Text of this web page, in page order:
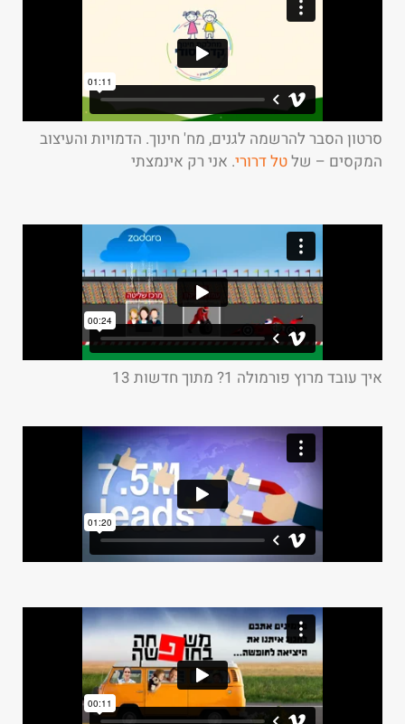
סרטון הסבר להרשמה לגנים, מח' חינוך. הדמויות והעיצוב
המקסים – שלטל דרורי. אני רק אינמצתי
איך עובד מרוץ פורמולה 1? מתוך חדשות 13